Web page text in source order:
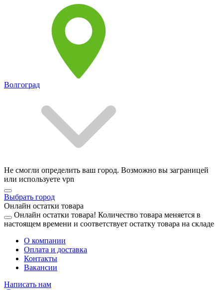
Волгоград
Не смогли определить ваш город. Возможно вы заграницей
или используете vpn
Выбрать город
Онлайн остатки товара
Онлайн остатки товара! Количество товара меняется в
настоящем времени и соответствует остатку товара на складе
О компании
Оплата и доставка
Контакты
Вакансии
Написать нам